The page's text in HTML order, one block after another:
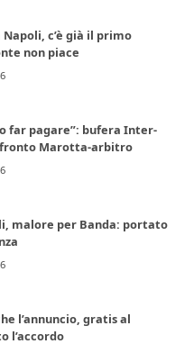
c’è già il primo
non piace
far pagare”: bufera Inter-
Marotta-arbitro
malore per Banda: portato
l’annuncio, gratis al
l’accordo